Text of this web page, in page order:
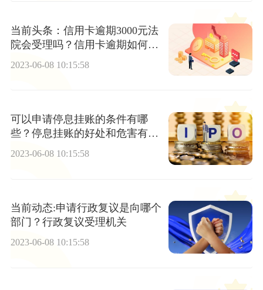
当前头条：信用卡逾期3000元法
院会受理吗？信用卡逾期如何补
2023-06-08 10:15:58
可以申请停息挂账的条件有哪
些？停息挂账的好处和危害有哪
些？|环球实时
2023-06-08 10:15:58
当前动态:申请行政复议是向哪个
部门？行政复议受理机关
2023-06-08 10:15:58